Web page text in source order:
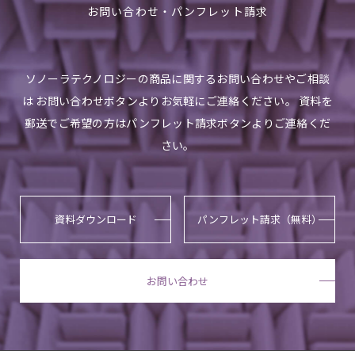
お問い合わせ・パンフレット請求
ソノーラテクノロジーの商品に関するお問い合わせやご相談
は お問い合わせボタンよりお気軽にご連絡ください。 資料を
郵送でご希望の方はパンフレット請求ボタンよりご連絡くだ
さい。
資料ダウンロード パンフレット請求（無料）
お問い合わせ